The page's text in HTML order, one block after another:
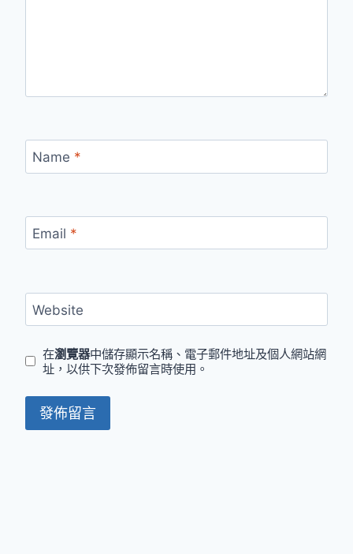
Name *
Email *
Website
在瀏覽器中儲存顯示名稱、電子郵件地址及個人網站網
址，以供下次發佈留言時使用。